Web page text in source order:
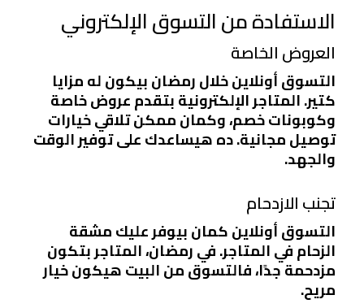
الاستفادة من التسوق الإلكتروني
العروض الخاصة
التسوق أونلاين خلال رمضان بيكون له مزايا
كتير. المتاجر الإلكترونية بتقدم عروض خاصة
وكوبونات خصم، وكمان ممكن تلاقي خيارات
توصيل مجانية. ده هيساعدك على توفير الوقت
والجهد.
تجنب الازدحام
التسوق أونلاين كمان بيوفر عليك مشقة
الزحام في المتاجر. في رمضان، المتاجر بتكون
مزدحمة جدًا، فالتسوق من البيت هيكون خيار
مريح.